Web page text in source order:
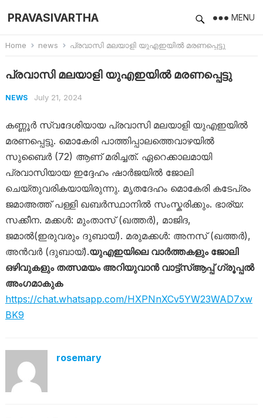
PRAVASIVARTHA MENU
Home news പ്രവാസി മലയാളി യുഎഇയിൽ മരണപ്പെട്ടു
പ്രവാസി മലയാളി യുഎഇയിൽ മരണപ്പെട്ടു
NEWS July 21, 2024
കണ്ണൂർ സ്വദേശിയായ പ്രവാസി മലയാളി യുഎഇയിൽ
മരണപ്പെട്ടു. മൊകേരി പാത്തിപ്പാലത്തെവാഴയിൽ
സുബൈർ (72) ആണ് മരിച്ചത്. ഏറെക്കാലമായി
പ്രവാസിയായ ഇദ്ദേഹം ഷാർജയിൽ ജോലി
ചെയ്തുവരികയായിരുന്നു. മൃതദേഹം മൊകേരി കടേപ്രം
ജമാഅത്ത് പള്ളി ഖബർസ്ഥാനിൽ സംസ്കരിക്കും. ഭാര്യ:
സക്കീന. മക്കൾ: മുംതാസ് (ഖത്തർ), മാജിദ,
ജമാൽ(ഇരുവരും ദുബായ്). മരുമക്കൾ: അനസ് (ഖത്തർ),
അൻവർ (ദുബായ്).യുഎഇയിലെ വാർത്തകളും ജോലി
ഒഴിവുകളും തത്സമയം അറിയുവാൻ വാട്ട്‌സ്ആപ്പ് ഗ്രൂപ്പൽ
അംഗമാകുക
https://chat.whatsapp.com/HXPNnXCv5YW23WAD7xw
BK9
rosemary